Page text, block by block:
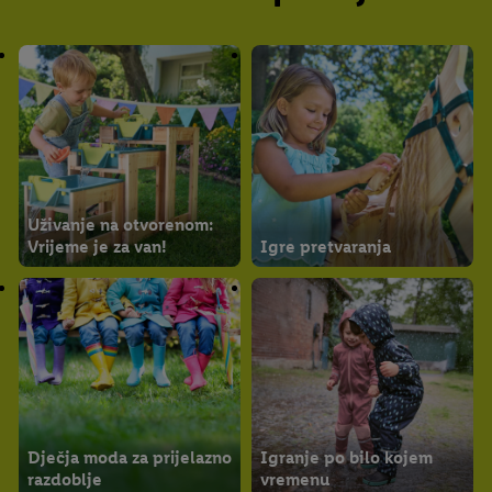
Uživanje na otvorenom:
Vrijeme je za van!
Igre pretvaranja
Dječja moda za prijelazno
razdoblje
Igranje po bilo kojem
vremenu